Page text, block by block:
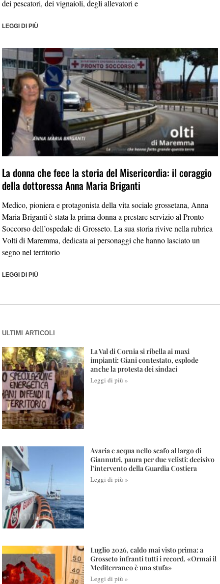
dei pescatori, dei vignaioli, degli allevatori e
LEGGI DI PIÙ
La donna che fece la storia del Misericordia: il coraggio
della dottoressa Anna Maria Briganti
Medico, pioniera e protagonista della vita sociale grossetana, Anna
Maria Briganti è stata la prima donna a prestare servizio al Pronto
Soccorso dell’ospedale di Grosseto. La sua storia rivive nella rubrica
Volti di Maremma, dedicata ai personaggi che hanno lasciato un
segno nel territorio
LEGGI DI PIÙ
ULTIMI ARTICOLI
La Val di Cornia si ribella ai maxi
impianti: Giani contestato, esplode
anche la protesta dei sindaci
Leggi di più »
Avaria e acqua nello scafo al largo di
Giannutri, paura per due velisti: decisivo
l’intervento della Guardia Costiera
Leggi di più »
Luglio 2026, caldo mai visto prima: a
Grosseto infranti tutti i record. «Ormai il
Mediterraneo è una stufa»
Leggi di più »